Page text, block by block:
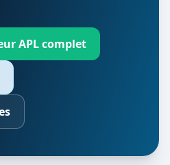
APL complet